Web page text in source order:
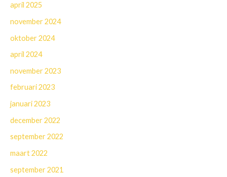
april 2025
november 2024
oktober 2024
april 2024
november 2023
februari 2023
januari 2023
december 2022
september 2022
maart 2022
september 2021